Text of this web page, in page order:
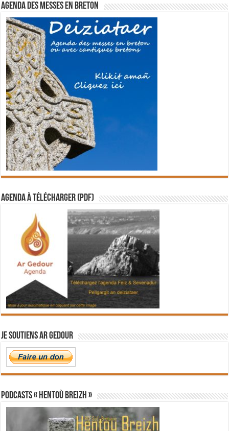
Agenda des messes en breton
Agenda à télécharger (PDF)
Je soutiens Ar Gedour
PODCASTS « Hentoù Breizh »